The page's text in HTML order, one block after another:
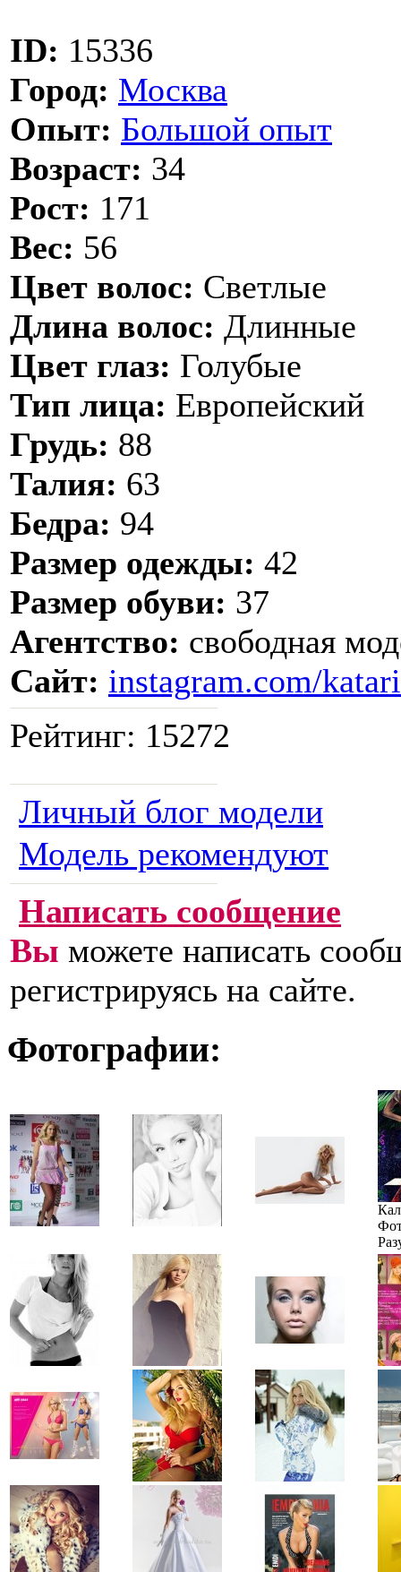
ID: 15336
Город: Москва
Опыт: Большой опыт
Возраст: 34
Рост: 171
Вес: 56
Цвет волос: Светлые
Длина волос: Длинные
Цвет глаз: Голубые
Тип лица: Европейский
Грудь: 88
Талия: 63
Бедра: 94
Размер одежды: 42
Размер обуви: 37
Агентство: свободная
Сайт: instagram.com/
Рейтинг: 15272
Личный блог модели
Модель рекомендуют
Написать сообщение
Вы можете написать
регистрируясь на сайте.
Фотографии: